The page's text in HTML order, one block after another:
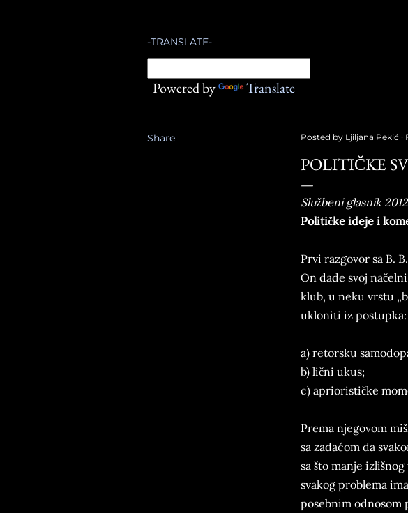
-TRANSLATE-
Powered by Translate
Share Posted by Ljiljana Pekić
POLITIČKE
Službeni glasnik
Političke ideje i
Prvi razgovor sa B.
On dade svoj
klub, u neku vrstu
ukloniti iz postupka:
a) retorsku
b) lični ukus;
c) apriorističke
Prema njegovom
sa zadaćom da
sa što manje
svakog problema
posebnim odnosom